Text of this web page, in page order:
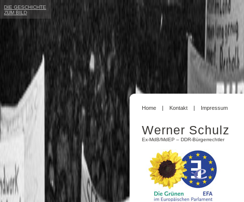
Home Kontakt Impressum
Werner Schulz
Ex-MdB/MdEP – DDR-Bürgerrechtler
DIE GESCHICHTE
ZUM BILD